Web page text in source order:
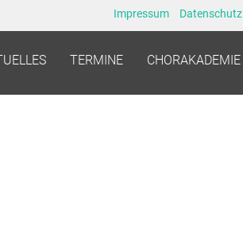
Impressum Datenschutz
TERMINE CHORAKADEMIE